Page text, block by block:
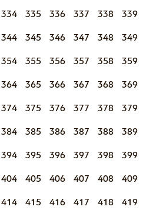
334 335 336 337 338 339
344 345 346 347 348 349
354 355 356 357 358 359
364 365 366 367 368 369
374 375 376 377 378 379
384 385 386 387 388 389
394 395 396 397 398 399
404 405 406 407 408 409
414 415 416 417 418 419